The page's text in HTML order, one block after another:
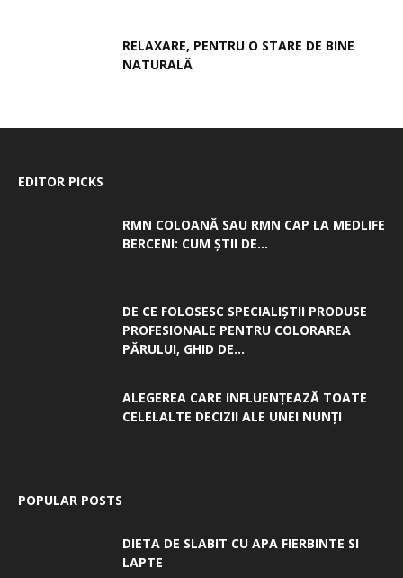
RELAXARE, PENTRU O STARE DE BINE
NATURALĂ
EDITOR PICKS
RMN COLOANĂ SAU RMN CAP LA MEDLIFE
BERCENI: CUM ȘTII DE...
DE CE FOLOSESC SPECIALIȘTII PRODUSE
PROFESIONALE PENTRU COLORAREA
PĂRULUI, GHID DE...
ALEGEREA CARE INFLUENȚEAZĂ TOATE
CELELALTE DECIZII ALE UNEI NUNȚI
POPULAR POSTS
DIETA DE SLABIT CU APA FIERBINTE SI
LAPTE